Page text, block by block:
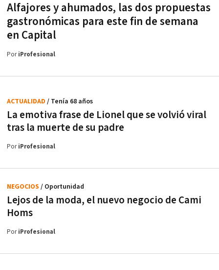
Alfajores y ahumados, las dos propuestas
gastronómicas para este fin de semana
en Capital
PoriProfesional
La emotiva frase de Lionel que se volvió viral
tras la muerte de su padre
ACTUALIDAD / Tenía 68 años
PoriProfesional
Lejos de la moda, el nuevo negocio de Cami
Homs
NEGOCIOS / Oportunidad
PoriProfesional